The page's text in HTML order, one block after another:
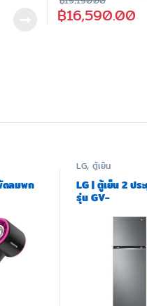
ดลมพก
LG, ตู้เย็น
LG | ตู้เย็น 2 ปร
รุ่น GV-
฿16,590.00